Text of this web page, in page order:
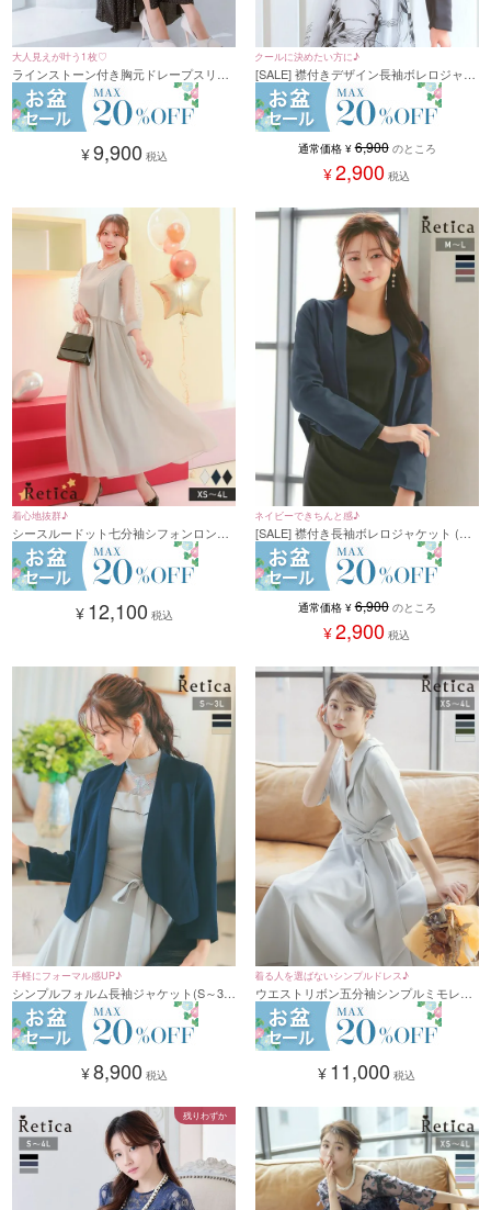
大人見えが叶う1枚♡
ラインストーン付き胸元ドレープスリッ
トロングドレス 結婚式 二次会(Mサイズ
～2Lサイズ)
¥9,900 税込
クールに決めたい方に♪
[SALE] 襟付きデザイン長袖ボレロジャケ
ット (Mサイズ/Lサイズ)
通常価格 ¥ 6,900 のところ
¥2,900 税込
着心地抜群♪
シースルードット七分袖シフォンロング
丈パーティードレス(XSサイズ～4Lサイ
ズ)
¥ 12,100 税込
ネイビーできちんと感♪
[SALE] 襟付き長袖ボレロジャケット (M
サイズ/Lサイズ)
通常価格 ¥ 6,900 のところ
¥2,900 税込
手軽にフォーマル感UP♪
シンプルフォルム長袖ジャケット(S～3L
サイズ)
¥8,900 税込
着る人を選ばないシンプルドレス♪
ウエストリボン五分袖シンプルミモレ丈
パーティードレス (XSサイズ～4Lサイズ)
¥ 11,000 税込
残りわずか